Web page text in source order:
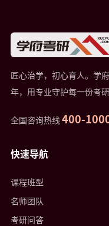
匠心治学，初心育人。学
年，用专业守护每一份考研
全国咨询热线400-
快速导航
课程班型
名师团队
考研问答